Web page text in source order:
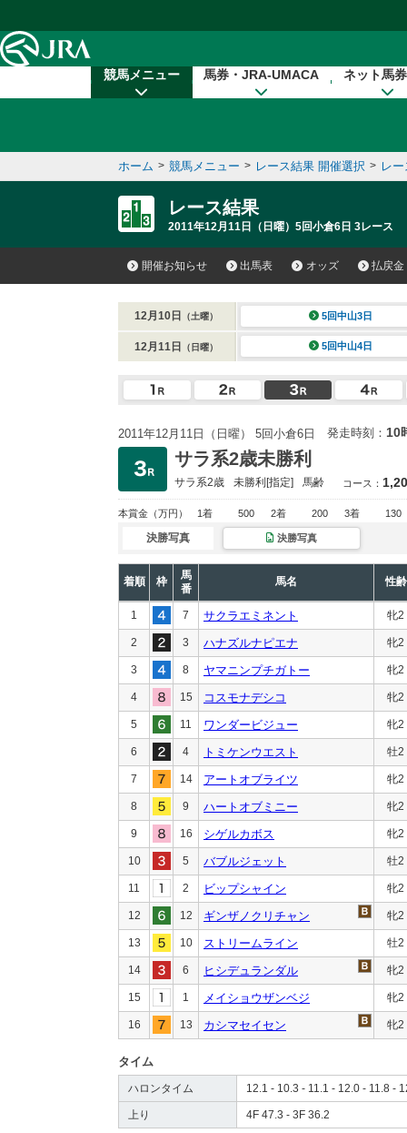
競馬メニュー 馬券・JRA-UMACA ネット馬
ホーム > 競馬メニュー > レース結果 開催選択 > レ
レース結果
2011年12月11日（日曜）5回小倉6日 3レース
開催お知らせ 出馬表 オッズ 払戻金
12月10日 （土曜） 5回中山3日
12月11日 （日曜） 5回中山4日
2011年12月11日（日曜） 5回小倉6日 発走時刻： 10
サラ系2歳未勝利
サラ系2歳 未勝利[指定] 馬齢 コース：
本賞金 （万円） 1着 500 2着 200 3着 130
決勝写真 決勝写真
着順 枠
馬
番
馬名 性齢
1 7 サクラエミネント 牝2
2 3 ハナズルナピエナ 牝2
3 8 ヤマニンプチガトー 牝2
4 15 コスモナデシコ 牝2
5 11 ワンダービジュー 牝2
6 4 トミケンウエスト 牡2
7 14 アートオブライツ 牝2
8 9 ハートオブミニー 牝2
9 16 シゲルカボス 牝2
10 5 バブルジェット 牡2
11 2 ビップシャイン 牝2
12 12 ギンザノクリチャン 牝2
13 10 ストリームライン 牡2
14 6 ヒシデュランダル 牝2
15 1 メイショウザンベジ 牝2
16 13 カシマセイセン 牝2
タイム
ハロンタイム 12.1 - 10.3 - 11.1 - 12.0 - 11.8 -
上り 4F 47.3 - 3F 36.2